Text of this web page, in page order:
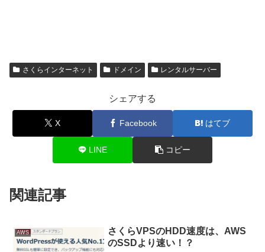
さくらインターネット ドメイン レンタルサーバー
シェアする
X Facebook はてブ
LINE コピー
関連記事
AWS
さくらVPSのHDD速度は、AWS
のSSDより速い！？